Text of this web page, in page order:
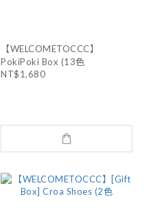
【WELCOMETOCCC】
PokiPoki Box (13色
NT$1,680